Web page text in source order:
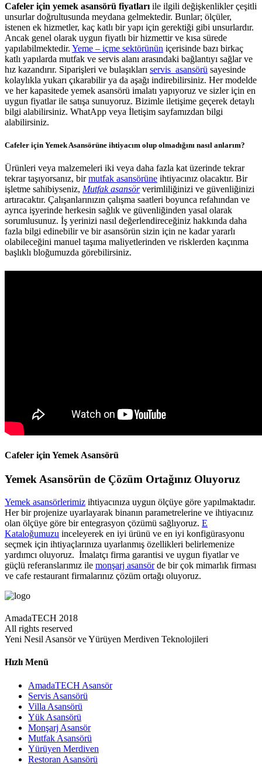
Cafeler için yemek asansörü fiyatları ile ilgili değişkenlikler çeşitli
unsurlar doğrultusunda meydana gelmektedir. Bunlar; ölçüler,
istenen ek hizmetler, kaç katlı bir yapı için gerektiği gibi unsurlardır.
Ancak genel olarak uygun fiyatlı bir hizmettir ve kısa sürede
yapılabilmektedir. Yeme – içme sektörünün içerisinde bazı birkaç
katlı yapılarda mutfak ve servis alanı arasındaki bağlantıyı sağlar ve
hız kazandırır. Siparişleri ve bulaşıkları servis asansörü sayesinde
kolaylıkla yukarı çıkarabilir ya da aşağı indirebilirsiniz. Her modelde
ve her kapasitede yemek asansörü imalatı yapıyoruz ve sizler için en
uygun fiyatlar ile satışa sunuyoruz. Bizimle iletişime geçerek detaylı
bilgi alabilirsiniz. WhatApp veya İletişim sayfamızdan bilgi
alabilirsiniz.
Cafeler için Yemek Asansörüne ihtiyacım olup olmadığını nasıl anlarım?
Ürünleri veya malzemeleri iki veya daha fazla kat üzerinde tekrar
tekrar taşıyorsanız, birmutfak asansörüne ihtiyacınız olacaktır. Bir
işletme sahibiyseniz, Mutfak asansörverimliliğinizi ve güvenliğinizi
artıracaktır. Çalışanlarınızın çalışma saatleri boyunca refahından ve
ayrıca işyerinde herkesin sağlık ve güvenliğinden yasal olarak
sorumlusunuz. İş yerinizi nasıl değerlendireceğiniz hakkında daha
fazla bilgi edinebilir ve bir asansörün sizin için ne kadar yararlı
olabileceğini manuel taşıma maliyetlerinden ve risklerden kaçınma
başlıklı bloğumuzda görebilirsiniz.
Cafeler için Yemek Asansörü
Yemek Asansörün de Çözüm Ortağınız Oluyoruz
Yemek asansörlerimiz ihtiyacınıza uygun ölçüye göre yapılmaktadır.
Her bir projenize uyarlayarak binanın parametrelerine ve ihtiyacınız
olan ölçüye göre bir entegrasyon çözümü sağlıyoruz. E
Kataloğumuzu inceleyerek en iyi ürünü ve en iyi konfigürasyonu
seçmek için ihtiyaçlarınıza uyarlanmış özellikleri belirlemenize
yardımcı oluyoruz. İmalatçı firma garantisi ve uygun fiyatlar ve
güçlü referanslarımız ile monşarj asansörde bir çok mimarlık firması
ve cafe restaurant firmalarınız çözüm ortağı oluyoruz.
AmadaTECH 2018
All rights reserved
Yeni Nesil Asansör ve Yürüyen Merdiven Teknolojileri
Hızlı Menü
AmadaTECH Asansör
Servis Asansörü
Villa Asansörü
Yük Asansörü
Monşarj Asansör
Mutfak Asansörü
Yürüyen Merdiven
Restoran Asansörü